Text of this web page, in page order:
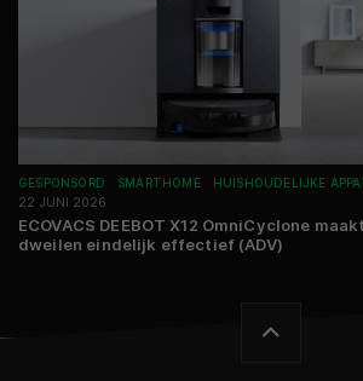
GESPONSORD SMARTHOME
HUISHOUDELIJKE
22 JUNI 2026
ECOVACS DEEBOT X12 OmniCyclone maakt
dweilen eindelijk effectief (ADV)